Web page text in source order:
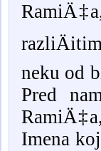
neku od
Pred
Imena